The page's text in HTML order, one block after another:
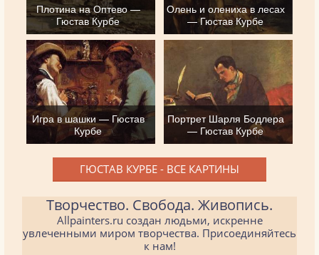
Плотина на Оптево —
Гюстав Курбе
Олень и олениха в лесах
— Гюстав Курбе
Игра в шашки — Гюстав
Курбе
Портрет Шарля Бодлера
— Гюстав Курбе
ГЮСТАВ КУРБЕ - ВСЕ КАРТИНЫ
Творчество. Свобода. Живопись.
Allpainters.ru создан людьми, искренне
увлеченными миром творчества. Присоединяйтесь
к нам!